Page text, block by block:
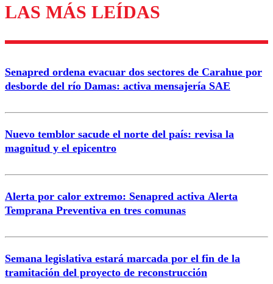
Enviar comentario
LAS MÁS LEÍDAS
Senapred ordena evacuar dos sectores de Carahue por
desborde del río Damas: activa mensajería SAE
Nuevo temblor sacude el norte del país: revisa la
magnitud y el epicentro
Alerta por calor extremo: Senapred activa Alerta
Temprana Preventiva en tres comunas
Semana legislativa estará marcada por el fin de la
tramitación del proyecto de reconstrucción